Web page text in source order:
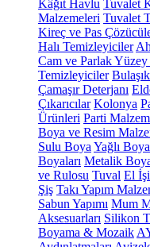
Kâğıt Havlu Tuvalet
Malzemeleri Tuvalet
Kireç ve Pas
Halı Temizleyiciler
Cam ve Parlak
Temizleyiciler
Çamaşır Deterjanı
Çıkarıcılar Kolonya
Ürünleri Parti
Boya ve Resim
Sulu Boya Yağlı
Boyaları Metalik
ve Rulosu Tuval El
Şiş Takı Yapım
Sabun Yapımı Mum
Aksesuarları Silikon
Boyama & Mozaik